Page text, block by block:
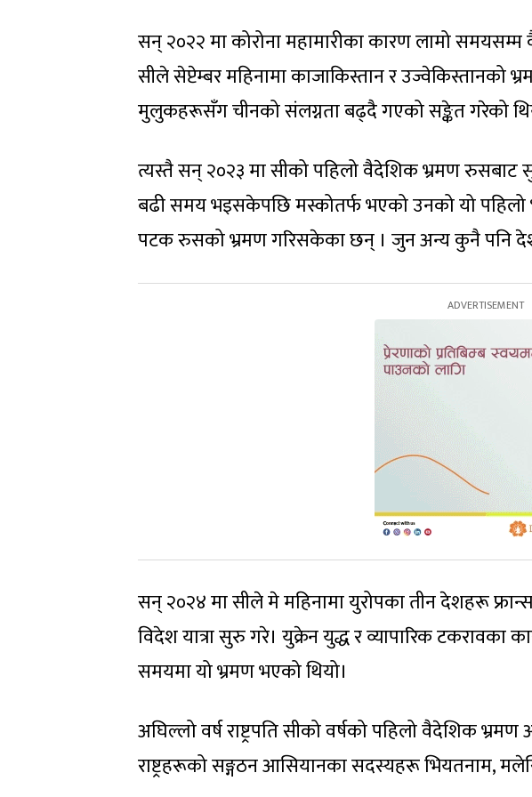
सन् २०२२ मा कोरोना महामारीका कारण लामो समयसम्म
सीले सेप्टेम्बर महिनामा काजाकिस्तान र उज्वेकिस्तानको
मुलुकहरूसँग चीनको संलग्नता बढ्दै गएको सङ्केत गरेको
त्यस्तै सन् २०२३ मा सीको पहिलो वैदेशिक भ्रमण रुसबाट
बढी समय भइसकेपछि मस्कोतर्फ भएको उनको यो
पटक रुसको भ्रमण गरिसकेका छन् । जुन अन्य कुनै पनि
सन् २०२४ मा सीले मे महिनामा युरोपका तीन देशहरू फ्रान्स,
विदेश यात्रा सुरु गरे। युक्रेन युद्ध र व्यापारिक टकरावका
समयमा यो भ्रमण भएको थियो।
अघिल्लो वर्ष राष्ट्रपति सीको वर्षको पहिलो वैदेशिक भ्रमण
राष्ट्रहरूको सङ्गठन आसियानका सदस्यहरू भियतनाम,